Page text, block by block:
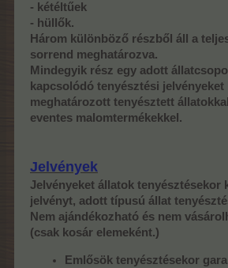
- kétéltűek
- hüllők.
Három különböző részből áll a
sorrend meghatározva.
Mindegyik rész egy adott
kapcsolódó tenyésztési
meghatározott tenyésztett
eventes malomtermékekkel.
Jelvények
Jelvényeket állatok tenyésztésekor
jelvényt, adott típusú állat
Nem ajándékozható és nem
(csak kosár elemeként.)
Emlősök tenyésztésekor